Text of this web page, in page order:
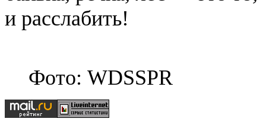
и расслабить!
Фото: WDSSPR